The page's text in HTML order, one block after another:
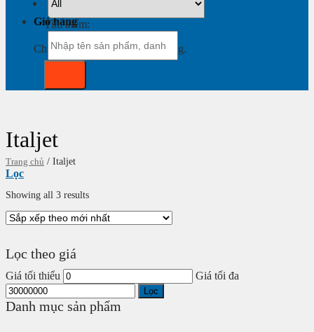
Giỏ hàng
Chưa có sản phẩm trong giỏ hàng.
Tìm kiếm:
Italjet
Trang chủ / Italjet
Lọc
Showing all 3 results
Lọc theo giá
Giá tối thiểu Giá tối đa
Lọc
Danh mục sản phẩm